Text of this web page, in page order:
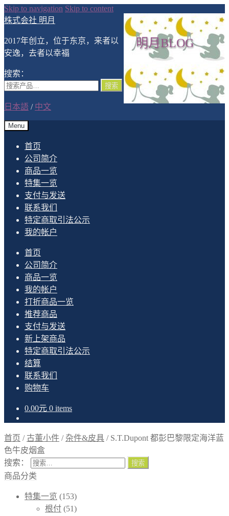
Skip to navigation Skip to content
株式会社 明月
明月BLOG
2017年创立，位于东京，来者以
安逸，去者以幸福
搜索：
搜索
日本語 / 中文
Menu
首页
公司简介
商品一览
特集一览
支付与发送
联系我们
特定商取引法公示
我的帐户
首页
公司简介
商品一览
我的帐户
打折商品一览
推荐商品
支付与发送
新上架商品
特定商取引法公示
结算
联系我们
购物车
0.00元 0 items
首页 / 古董小件 / 杂件&皮具 / S.T.Dupont 都彭巴黎限定海洋蓝
色牛皮烟盒
搜索：
商品分类
特集一览 (153)
根付 (51)